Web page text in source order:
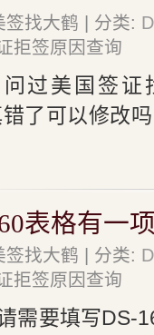
签找大鹤 | 分类:
拒签原因查询
过美国签证
了可以修改
表格有一
签找大鹤 | 分类:
拒签原因查询
需要填写DS-